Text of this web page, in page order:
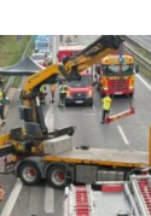
KOSOVË